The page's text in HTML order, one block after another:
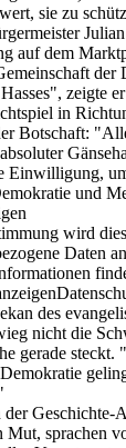
sie zu
auf dem
der
zeigte
in
Botschaft:
Einwilligung,
und
wird
Daten
des
nicht die
gerade steckt.
Geschichte-
Mut, sprachen